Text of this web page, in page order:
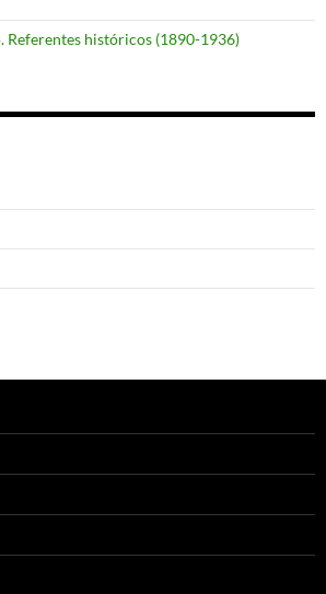
históricos (1890-1936)